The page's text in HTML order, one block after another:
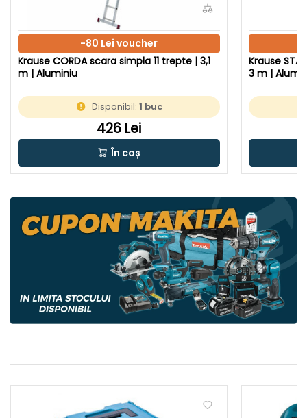
-80 Lei voucher
Krause CORDA scara simpla 11 trepte | 3,1
m | Aluminiu
Disponibil: 1 buc
426 Lei
În coș
Krause
3 m |